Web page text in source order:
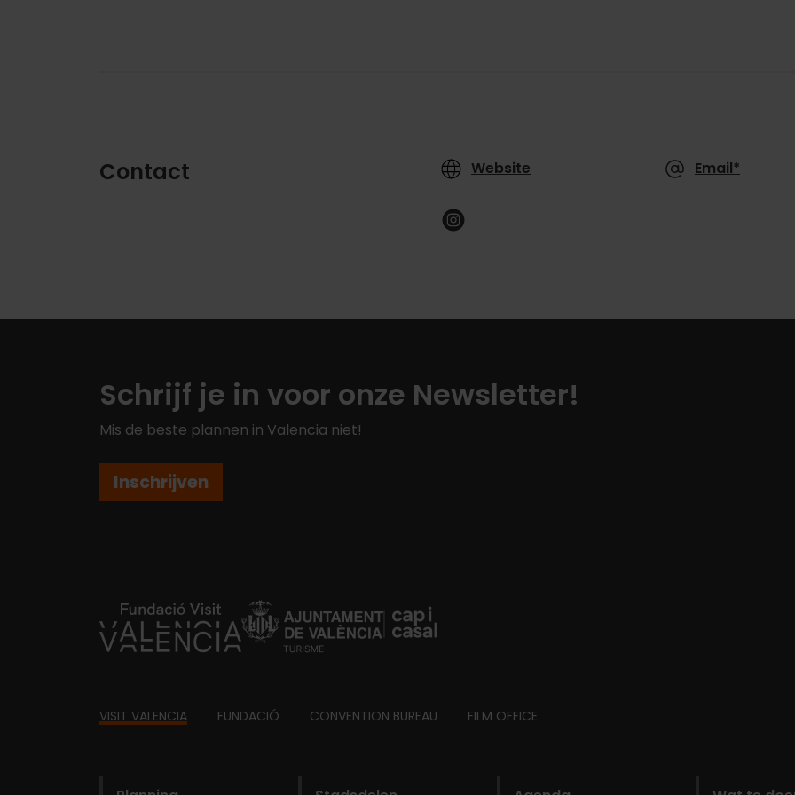
Contact Website Email*
Schrijf je in voor onze Newsletter!
Mis de beste plannen in Valencia niet!
Inschrijven
https://fundacion.visitvalencia.com/
Footer
VISIT VALENCIA FUNDACIÓ CONVENTION BUREAU FILM OFFICE